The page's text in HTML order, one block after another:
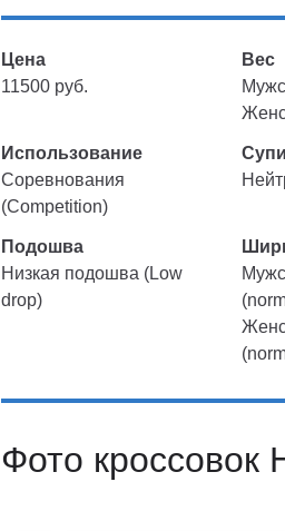
Цена
11500 руб.
Вес
Использование
Соревнования
(Competition)
Подошва
Низкая подошва (Low
drop)
Фото кроссовок